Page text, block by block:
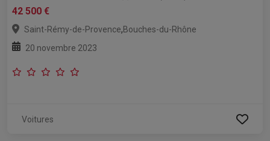
42 500 €
Saint-Rémy-de-Provence,Bouches-du-Rhône
20 novembre 2023
Voitures